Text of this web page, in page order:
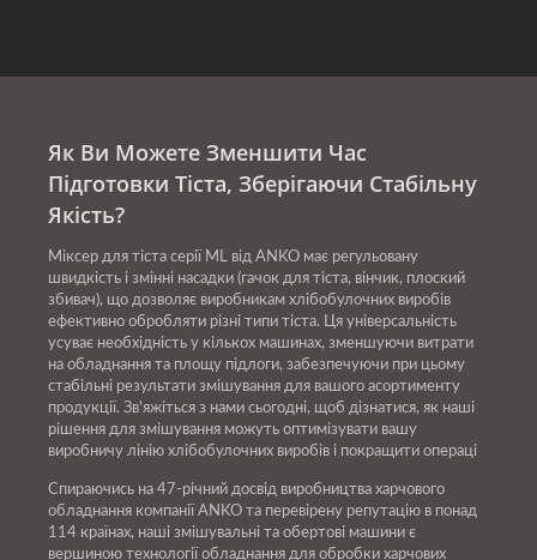
Як Ви Можете Зменшити Час
Підготовки Тіста, Зберігаючи Стабільну
Якість?
Міксер для тіста серії ML від ANKO має регульовану
швидкість і змінні насадки (гачок для тіста, вінчик, плоский
збивач), що дозволяє виробникам хлібобулочних виробів
ефективно обробляти різні типи тіста. Ця універсальність
усуває необхідність у кількох машинах, зменшуючи витрати
на обладнання та площу підлоги, забезпечуючи при цьому
стабільні результати змішування для вашого асортименту
продукції. Зв'яжіться з нами сьогодні, щоб дізнатися, як наші
рішення для змішування можуть оптимізувати вашу
виробничу лінію хлібобулочних виробів і покращити операці
Спираючись на 47-річний досвід виробництва харчового
обладнання компанії ANKO та перевірену репутацію в понад
114 країнах, наші змішувальні та обертові машини є
вершиною технології обладнання для обробки харчових